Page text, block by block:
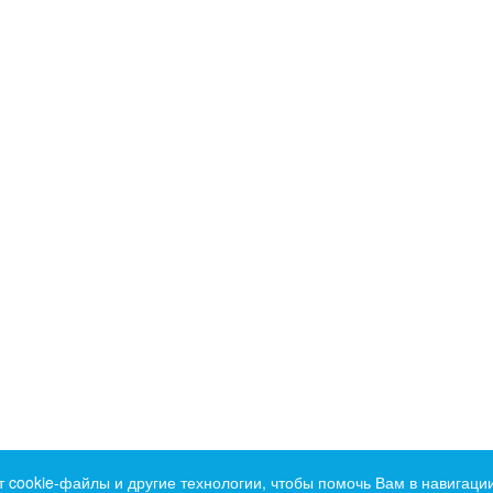
cookie-файлы и другие технологии, чтобы помочь Вам в